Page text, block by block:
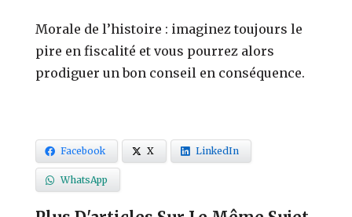
Morale de l’histoire : imaginez toujours le
pire en fiscalité et vous pourrez alors
prodiguer un bon conseil en conséquence.
Facebook X LinkedIn
WhatsApp